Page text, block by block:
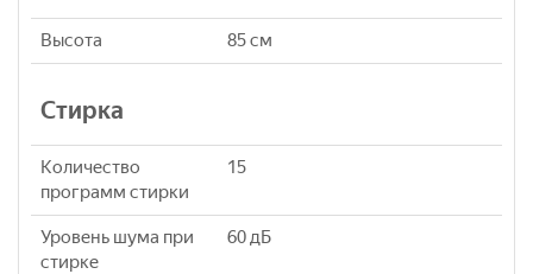
Высота 85 см
Стирка
Количество
программ стирки
15
Уровень шума при
стирке
60 дБ